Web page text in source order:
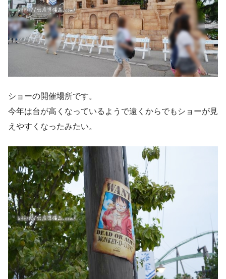
ショーの開催場所です。
今年は台が高くなっているようで遠くからでもショーが見
えやすくなったみたい。